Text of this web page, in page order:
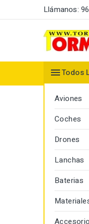
Llámanos:
Todos
Aviones
Coches
Drones
Lanchas
Baterias